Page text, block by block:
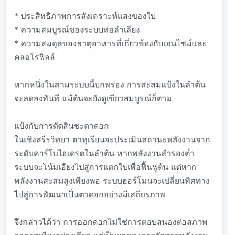
* ประสิทธิภาพการสังเคราะห์แสงของใบ
* ความสมบูรณ์ของระบบท่อลำเลียง
* ความสมดุลของธาตุอาหารที่เกี่ยวข้องกับเอนไซม์และ
คลอโรฟิลล์
หากหนึ่งในสามระบบนี้บกพร่อง การสะสมแป้งในลำต้น
จะลดลงทันที แม้ต้นจะยังดูเขียวสมบูรณ์ก็ตาม
แป้งกับการตัดสินชะตาดอก
ในเชิงสรีรวิทยา ตาทุเรียนจะประเมินสถานะพลังงานจาก
ระดับคาร์โบไฮเดรตในลำต้น หากพลังงานสำรองต่ำ
ระบบจะโน้มเอียงไปสู่การแตกใบเพื่อฟื้นฟูต้น แต่หาก
พลังงานสะสมสูงเพียงพอ ระบบฮอร์โมนจะเปลี่ยนทิศทาง
ไปสู่การพัฒนาเป็นตาดอกอย่างมีเสถียรภาพ
จึงกล่าวได้ว่า การออกดอกไม่ใช่การตอบสนองต่อสภาพ